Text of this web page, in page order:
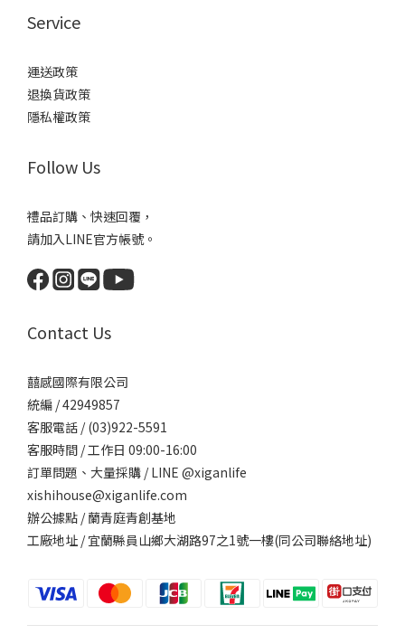
Service
運送政策
退換貨政策
隱私權政策
Follow Us
禮品訂購、快速回覆，
請加入LINE官方帳號。
Contact Us
囍感國際有限公司
統編 / 42949857
客服電話 / (03)922-5591
客服時間 / 工作日 09:00-16:00
訂單問題、大量採購 / LINE @xiganlife
xishihouse@xiganlife.com
辦公據點 / 蘭青庭青創基地
工廠地址 / 宜蘭縣員山鄉大湖路97之1號一樓(同公司聯絡地址)